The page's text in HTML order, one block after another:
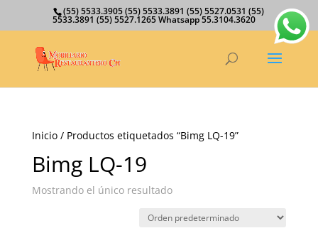
(55) 5533.3905 (55) 5533.3891 (55) 5527.0531 (55)
5533.3891 (55) 5527.1265 Whatsapp 55.3104.3620
Inicio/ Productos etiquetados “Bimg LQ-19”
Bimg LQ-19
Mostrando el único resultado